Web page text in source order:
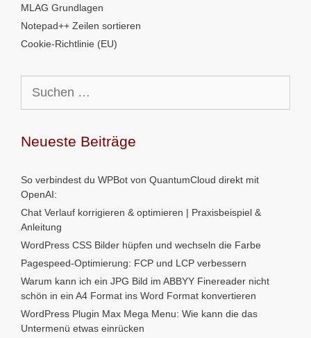
MLAG Grundlagen
Notepad++ Zeilen sortieren
Cookie-Richtlinie (EU)
nach:
Neueste Beiträge
So verbindest du WPBot von QuantumCloud direkt mit
OpenAI:
Chat Verlauf korrigieren & optimieren | Praxisbeispiel &
Anleitung
WordPress CSS Bilder hüpfen und wechseln die Farbe
Pagespeed-Optimierung: FCP und LCP verbessern
Warum kann ich ein JPG Bild im ABBYY Finereader nicht
schön in ein A4 Format ins Word Format konvertieren
WordPress Plugin Max Mega Menu: Wie kann die das
Untermenü etwas einrücken